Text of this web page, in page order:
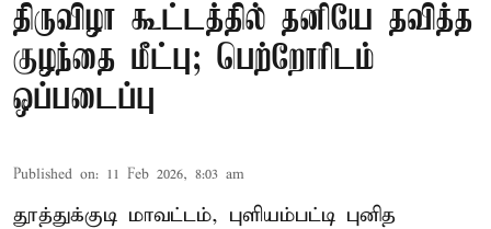
திருவிழா கூட்டத்தில் தனியே தவித்த
குழந்தை மீட்பு; பெற்றோரிடம்
ஒப்படைப்பு
Published on: 11 Feb 2026, 8:03 am
தூத்துக்குடி மாவட்டம், புளியம்பட்டி புனித